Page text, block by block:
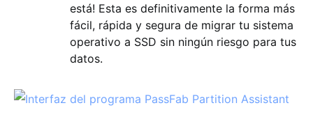
está! Esta es definitivamente la forma más
fácil, rápida y segura de migrar tu sistema
operativo a SSD sin ningún riesgo para tus
datos.